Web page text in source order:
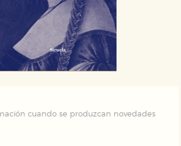
cuando se produzcan novedades